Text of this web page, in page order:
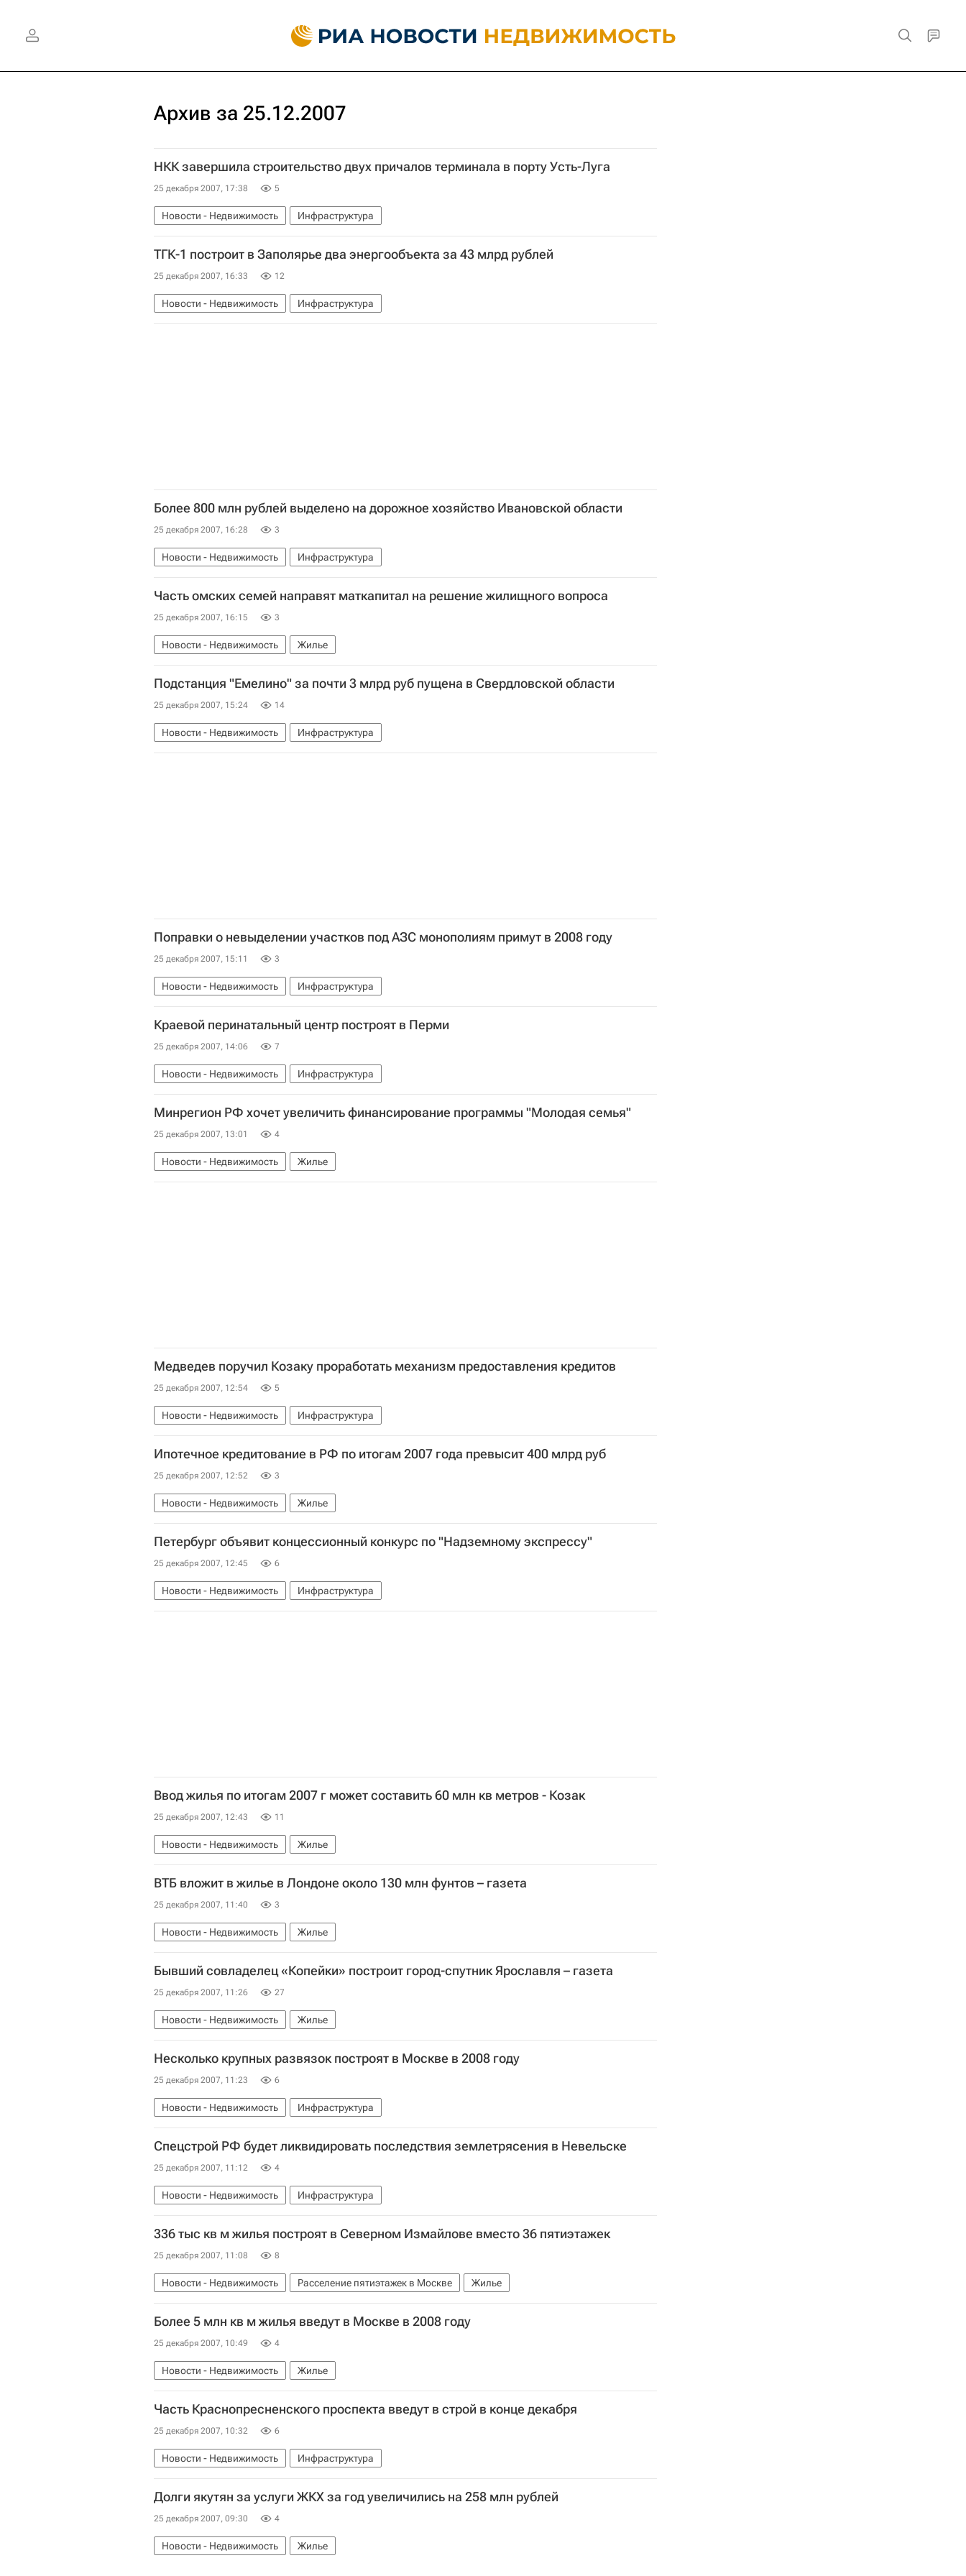
Архив за 25.12.2007
НКК завершила строительство двух причалов терминала в порту Усть-Луга
25 декабря 2007, 17:38 5
Новости - Недвижимость Инфраструктура
ТГК-1 построит в Заполярье два энергообъекта за 43 млрд рублей
25 декабря 2007, 16:33 12
Новости - Недвижимость Инфраструктура
Более 800 млн рублей выделено на дорожное хозяйство Ивановской области
25 декабря 2007, 16:28 3
Новости - Недвижимость Инфраструктура
Часть омских семей направят маткапитал на решение жилищного вопроса
25 декабря 2007, 16:15 3
Новости - Недвижимость Жилье
Подстанция "Емелино" за почти 3 млрд руб пущена в Свердловской области
25 декабря 2007, 15:24 14
Новости - Недвижимость Инфраструктура
Поправки о невыделении участков под АЗС монополиям примут в 2008 году
25 декабря 2007, 15:11 3
Новости - Недвижимость Инфраструктура
Краевой перинатальный центр построят в Перми
25 декабря 2007, 14:06 7
Новости - Недвижимость Инфраструктура
Минрегион РФ хочет увеличить финансирование программы "Молодая семья"
25 декабря 2007, 13:01 4
Новости - Недвижимость Жилье
Медведев поручил Козаку проработать механизм предоставления кредитов
25 декабря 2007, 12:54 5
Новости - Недвижимость Инфраструктура
Ипотечное кредитование в РФ по итогам 2007 года превысит 400 млрд руб
25 декабря 2007, 12:52 3
Новости - Недвижимость Жилье
Петербург объявит концессионный конкурс по "Надземному экспрессу"
25 декабря 2007, 12:45 6
Новости - Недвижимость Инфраструктура
Ввод жилья по итогам 2007 г может составить 60 млн кв метров - Козак
25 декабря 2007, 12:43 11
Новости - Недвижимость Жилье
ВТБ вложит в жилье в Лондоне около 130 млн фунтов – газета
25 декабря 2007, 11:40 3
Новости - Недвижимость Жилье
Бывший совладелец «Копейки» построит город-спутник Ярославля – газета
25 декабря 2007, 11:26 27
Новости - Недвижимость Жилье
Несколько крупных развязок построят в Москве в 2008 году
25 декабря 2007, 11:23 6
Новости - Недвижимость Инфраструктура
Спецстрой РФ будет ликвидировать последствия землетрясения в Невельске
25 декабря 2007, 11:12 4
Новости - Недвижимость Инфраструктура
336 тыс кв м жилья построят в Северном Измайлове вместо 36 пятиэтажек
25 декабря 2007, 11:08 8
Новости - Недвижимость Расселение пятиэтажек в Москве Жилье
Более 5 млн кв м жилья введут в Москве в 2008 году
25 декабря 2007, 10:49 4
Новости - Недвижимость Жилье
Часть Краснопресненского проспекта введут в строй в конце декабря
25 декабря 2007, 10:32 6
Новости - Недвижимость Инфраструктура
Долги якутян за услуги ЖКХ за год увеличились на 258 млн рублей
25 декабря 2007, 09:30 4
Новости - Недвижимость Жилье